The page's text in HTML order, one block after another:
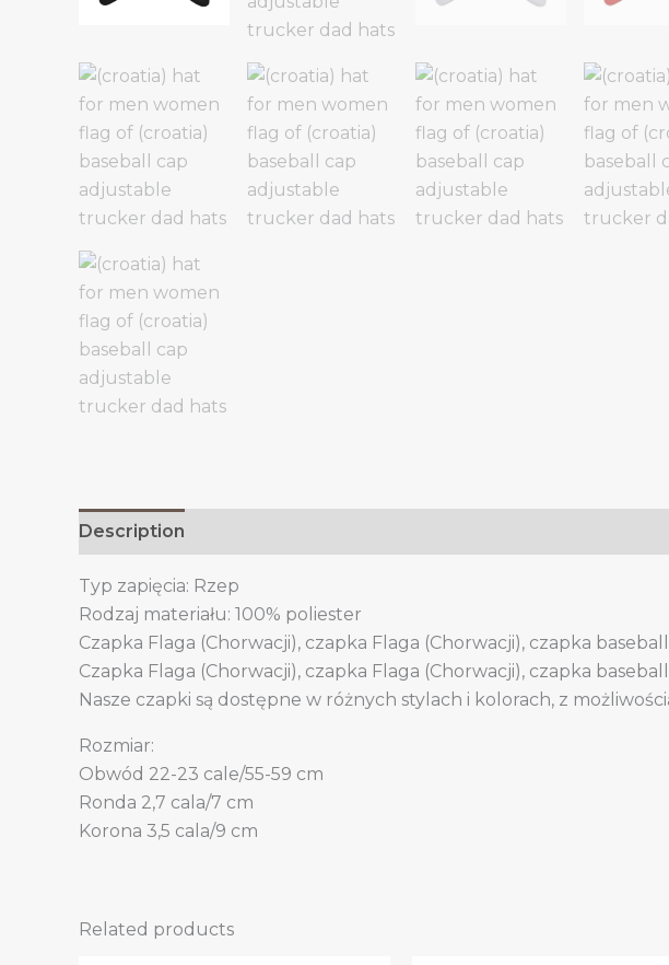
Description
Typ zapięcia: Rzep
Rodzaj materiału: 100% poliester
Czapka Flaga (Chorwacji), czapka Flaga (Chorwacji), czapka
Czapka Flaga (Chorwacji), czapka Flaga (Chorwacji), czapka
Nasze czapki są dostępne w różnych stylach i kolorach, z
Rozmiar:
Obwód 22-23 cale/55-59 cm
Ronda 2,7 cala/7 cm
Korona 3,5 cala/9 cm
Related products